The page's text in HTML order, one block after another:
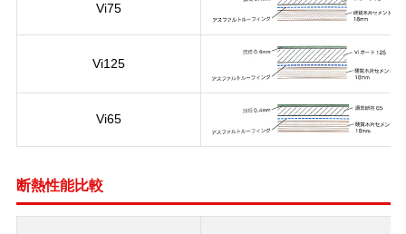
Vi75
Vi125
Vi65
断熱性能比較